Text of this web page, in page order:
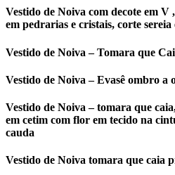
Vestido de Noiva com decote em
em pedrarias e cristais, corte sereia
Vestido de Noiva – Tomara que
Vestido de Noiva – Evasê ombro a
Vestido de Noiva – tomara que
em cetim com flor em tecido na
cauda
Vestido de Noiva tomara que caia